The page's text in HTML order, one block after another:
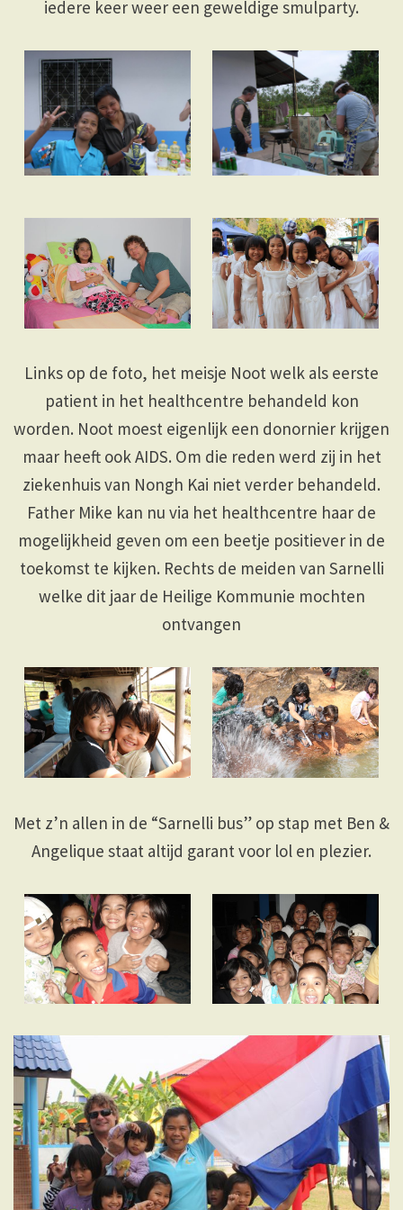
iedere keer weer een geweldige smulparty.
Links op de foto, het meisje Noot welk als eerste
patient in het healthcentre behandeld kon
worden. Noot moest eigenlijk een donornier krijgen
maar heeft ook AIDS. Om die reden werd zij in het
ziekenhuis van Nongh Kai niet verder behandeld.
Father Mike kan nu via het healthcentre haar de
mogelijkheid geven om een beetje positiever in de
toekomst te kijken. Rechts de meiden van Sarnelli
welke dit jaar de Heilige Kommunie mochten
ontvangen
Met z’n allen in de “Sarnelli bus” op stap met Ben &
Angelique staat altijd garant voor lol en plezier.